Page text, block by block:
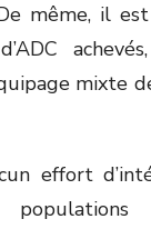
même, il
mixte
effort
populations